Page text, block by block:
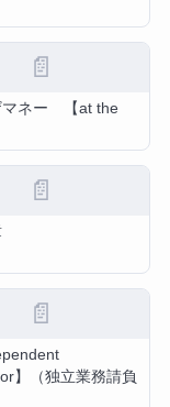
📄
マネー 【at the
📄
📄
】（独立業務請負